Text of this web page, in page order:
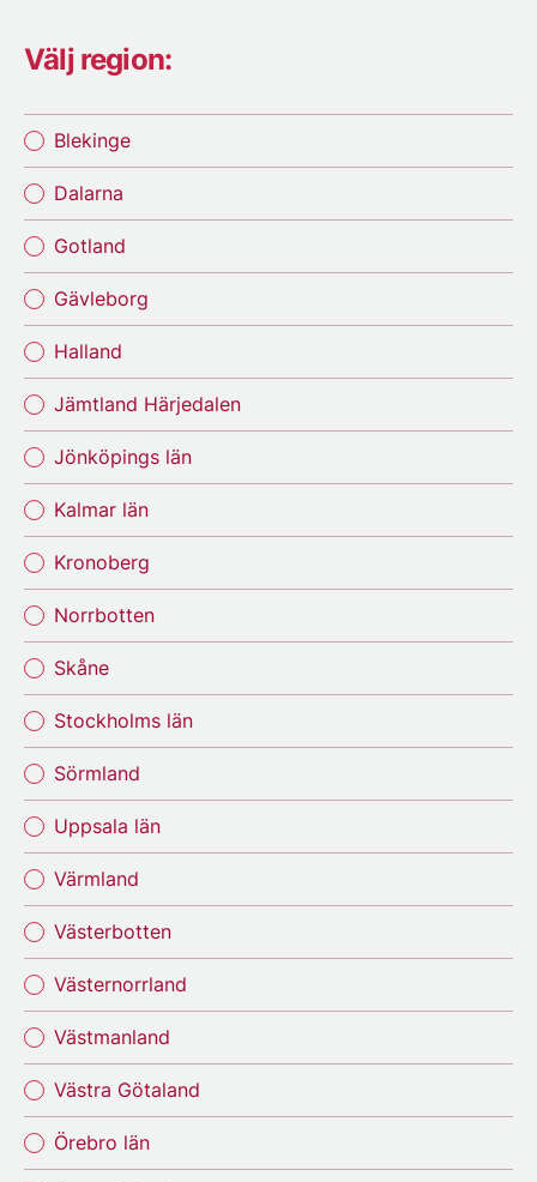
Välj region:
Blekinge
Dalarna
Gotland
Gävleborg
Halland
Jämtland Härjedalen
Jönköpings län
Kalmar län
Kronoberg
Norrbotten
Skåne
Stockholms län
Sörmland
Uppsala län
Värmland
Västerbotten
Västernorrland
Västmanland
Västra Götaland
Örebro län